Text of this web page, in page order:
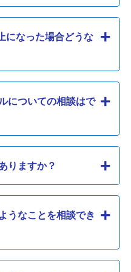
になった場合どうな
についての相談はで
りますか？
うなことを相談でき